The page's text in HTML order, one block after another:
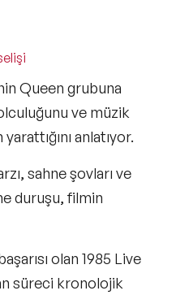
Queen grubuna
ve müzik
anlatıyor.
sahne şovları ve
duruşu, filmin
olan 1985 Live
süreci kronolojik